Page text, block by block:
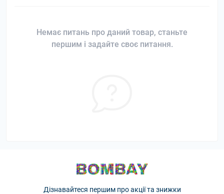
Немає питань про даний товар, станьте
першим і задайте своє питання.
Дізнавайтеся першим про акції та знижки